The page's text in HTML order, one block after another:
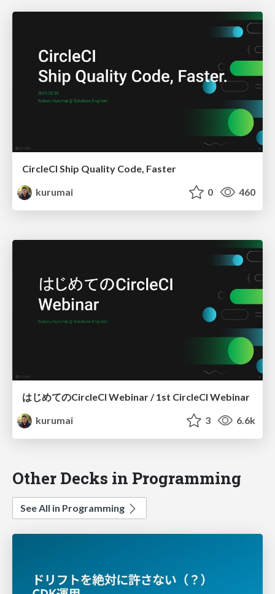
CircleCI Ship Quality Code, Faster
kurumai
0 460
はじめてのCircleCI Webinar / 1st CircleCI Webinar
kurumai
3 6.6k
Other Decks in Programming
See All in Programming